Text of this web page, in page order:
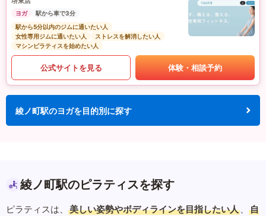
ヨガ
駅から車で3分
駅から5分以内のジムに通いたい人
女性専用ジムに通いたい人
ストレスを解消したい人
マシンピラティスを始めたい人
公式サイトを見る 体験・相談予約
綾ノ町駅のヨガを目的別に探す
綾ノ町駅のピラティスを探す
ピラティスは、 美しい姿勢やボディラインを目指したい人 、
自